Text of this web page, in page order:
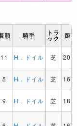
順 騎手 トラ
ック 距離
11 H．ドイル 芝
5 H．ドイル 芝
9 H．ドイル 芝